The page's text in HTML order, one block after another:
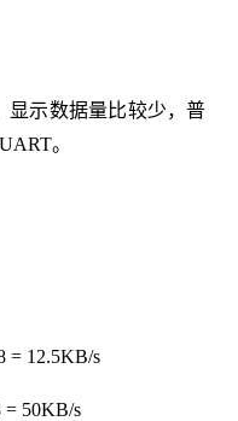
显示数据量比较少，普
。
= 12.5KB/s
= 50KB/s